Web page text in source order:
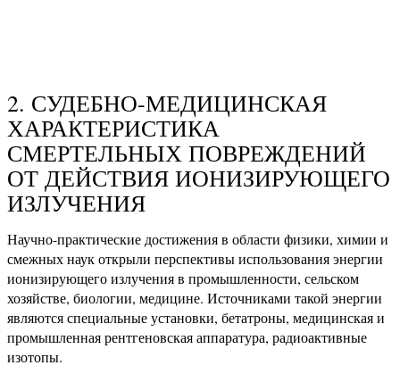
2. СУДЕБНО-МЕДИЦИНСКАЯ
ХАРАКТЕРИСТИКА
СМЕРТЕЛЬНЫХ ПОВРЕЖДЕНИЙ
ОТ ДЕЙСТВИЯ ИОНИЗИРУЮЩЕГО
ИЗЛУЧЕНИЯ
Научно-практические достижения в области физики, химии и
смежных наук открыли перспективы использования энергии
ионизирующего излучения в промышленности, сельском
хозяйстве, биологии, медицине. Источниками такой энергии
являются специальные установки, бетатроны, медицинская и
промышленная рентгеновская аппаратура, радиоактивные
изотопы.